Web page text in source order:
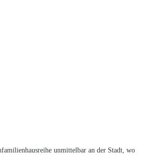
unmittelbar an der Stadt, wo